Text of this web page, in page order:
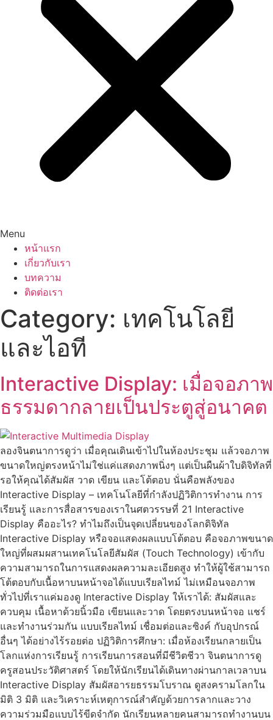
Menu
หน้าแรก
เกี่ยวกับเรา
บทความ
ติดต่อเรา
Category: เทคโนโลยี
และไอที
Interactive Display: เมื่อจอภาพ
ธรรมดากลายเป็นประตูสู่อนาคต
ลองจินตนาการดูว่า เมื่อคุณเดินเข้าไปในห้องประชุม แล้วจอภาพ
ขนาดใหญ่ตรงหน้าไม่ใช่แค่แสดงภาพนิ่งๆ แต่เป็นผืนผ้าใบดิจิทัลที่
รอให้คุณได้สัมผัส วาด เขียน และโต้ตอบ นั่นคือพลังของ
Interactive Display – เทคโนโลยีที่กำลังปฏิวิติการทำงาน การ
เรียนรู้ และการสื่อสารของเราในศตวรรษที่ 21 Interactive
Display คืออะไร? ทำไมถึงเป็นจุดเปลี่ยนของโลกดิจิทัล
Interactive Display หรือจอแสดงผลแบบโต้ตอบ คือจอภาพขนาด
ใหญ่ที่ผสมผสานเทคโนโลยีสัมผัส (Touch Technology) เข้ากับ
ความสามารถในการแสดงผลความละเอียดสูง ทำให้ผู้ใช้สามารถ
โต้ตอบกับเนื้อหาบนหน้าจอได้แบบเรียลไทม์ ไม่เหมือนจอภาพ
ทั่วไปที่เราแค่มองดู Interactive Display ให้เราได้: สัมผัสและ
ควบคุม เนื้อหาด้วยนิ้วมือ เขียนและวาด โดยตรงบนหน้าจอ แชร์
และทำงานร่วมกัน แบบเรียลไทม์ เชื่อมต่อและซิงค์ กับอุปกรณ์
อื่นๆ ได้อย่างไร้รอยต่อ ปฏิวิติการศึกษา: เมื่อห้องเรียนกลายเป็น
โลกแห่งการเรียนรู้ การเรียนการสอนที่มีชีวิตชีวา จินตนาการดู
ครูสอนประวัติศาสตร์ โดยให้นักเรียนได้เดินทางผ่านกาลเวลาบน
Interactive Display สัมผัสอารยธรรมโบราณ ดูสงครามโลกใน
มิติ 3 มิติ และวิเคราะห์เหตุการณ์สำคัญด้วยการลากและวาง
ความร่วมมือแบบไร้ขีดจำกัด นักเรียนหลายคนสามารถทำงานบน